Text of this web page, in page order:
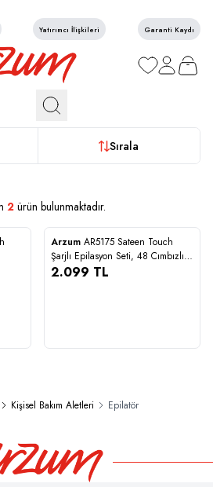
Yatırımcı İlişkileri Garanti Kaydı
Favorilerim
Hesabım
Sepetim
Sırala
2ürün bulunmaktadır.
Karşılaştır
Yeni
STOĞA GELİNCE HABER VER
Arzum AR5175 Sateen Touch
Şarjlı Epilasyon Seti, 48 Cımbızlı
Başlık, 2 Farklı Hız Ayarı, Led Işık
2.099 TL
Kişisel Bakım Aletleri Epilatör